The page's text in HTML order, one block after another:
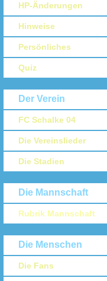
HP-Änderungen
Hinweise
Persönliches
Quiz
Der Verein
FC Schalke 04
Die Vereinslieder
Die Stadien
Die Mannschaft
Rubrik Mannschaft
Die Menschen
Die Fans